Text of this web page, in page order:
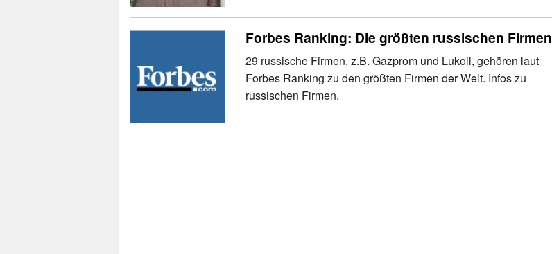
Forbes Ranking: Die größten russischen Firmen
29 russische Firmen, z.B. Gazprom und Lukoil, gehören laut
Forbes Ranking zu den größten Firmen der Welt. Infos zu
russischen Firmen.